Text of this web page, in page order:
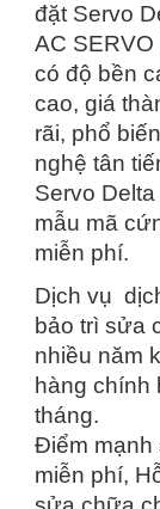
đặt Servo
AC
có độ bền
cao, giá
rãi, phổ
nghệ tân
Servo
mẫu mã
miễn phí.
Dịch vụ
bảo trì sửa
nhiều năm
hàng chính
tháng.
Điểm mạnh
miễn phí,